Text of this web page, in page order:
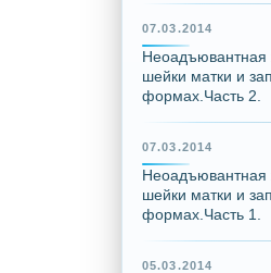
07.03.2014
Неоадъювантная
шейки матки и
формах.Часть 2.
07.03.2014
Неоадъювантная
шейки матки и
формах.Часть 1.
05.03.2014